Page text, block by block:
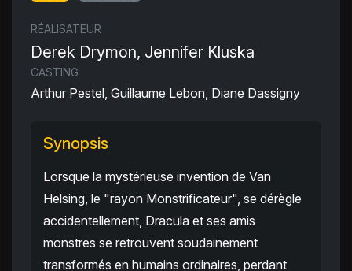
RÉALISATEUR
Derek Drymon, Jennifer Kluska
CASTING
Arthur Pestel, Guillaume Lebon, Diane Dassigny
Synopsis
Lorsque la mystérieuse invention de Van
Helsing, le "rayon Monstrificateur", se dérègle
accidentellement, Dracula et ses amis
monstres se retrouvent soudainement
transformés en humains ordinaires, perdant